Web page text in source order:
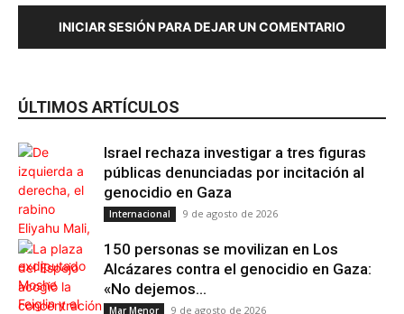
INICIAR SESIÓN PARA DEJAR UN COMENTARIO
ÚLTIMOS ARTÍCULOS
Israel rechaza investigar a tres figuras
públicas denunciadas por incitación al
genocidio en Gaza
Internacional 9 de agosto de 2026
150 personas se movilizan en Los
Alcázares contra el genocidio en Gaza:
«No dejemos...
Mar Menor 9 de agosto de 2026